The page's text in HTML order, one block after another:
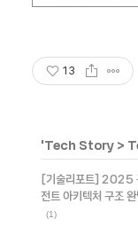
13
'Tech Story >
[기술리포트] 2025
전트 아키텍처 구조 완
(1)